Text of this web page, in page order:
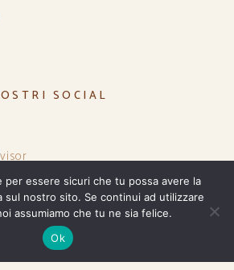
SOCIAL
PRIVACY POLICY
per essere sicuri che tu possa avere la
sul nostro sito. Se continui ad utilizzare
assumiamo che tu ne sia felice.
Ok